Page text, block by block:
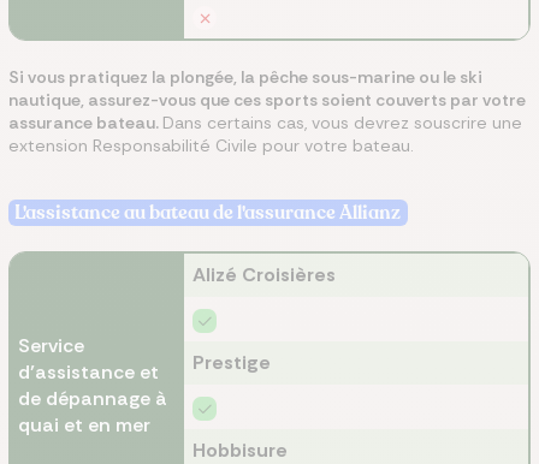
Si vous pratiquez la plongée, la pêche sous-marine ou le ski
nautique, assurez-vous que ces sports soient couverts par votre
assurance bateau. Dans certains cas, vous devrez souscrire une
extension Responsabilité Civile pour votre bateau.
L'assistance au bateau de l'assurance Allianz
Service
d’assistance et
de dépannage à
quai et en mer
Alizé Croisières
Prestige
Hobbisure